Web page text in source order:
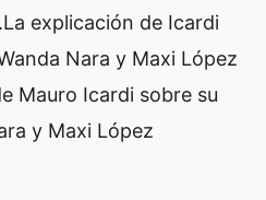
explicación de Icardi
Nara y Maxi López
Mauro Icardi sobre su
y Maxi López